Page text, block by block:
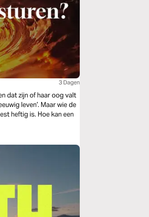
3 Dagen
dat zijn of haar oog valt
leven’. Maar wie de
heftig is. Hoe kan een